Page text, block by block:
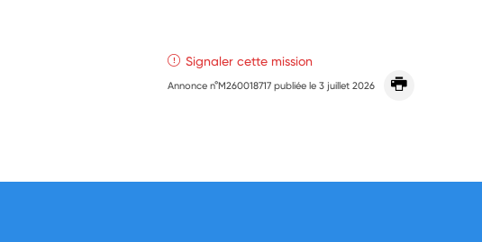
Signaler cette mission
Annonce n°M260018717 publiée le3 juillet 2026